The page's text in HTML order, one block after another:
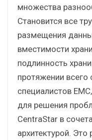
множества
Становится все
размещения
вместимости
подлинность
протяжении
специалистов
для решения
CentraStar в
архитектурой.